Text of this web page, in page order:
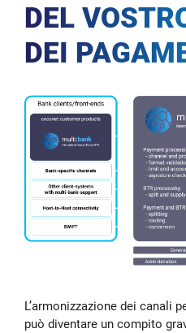
DEL
DEI
L’armonizzazione dei canali
può diventare un compito